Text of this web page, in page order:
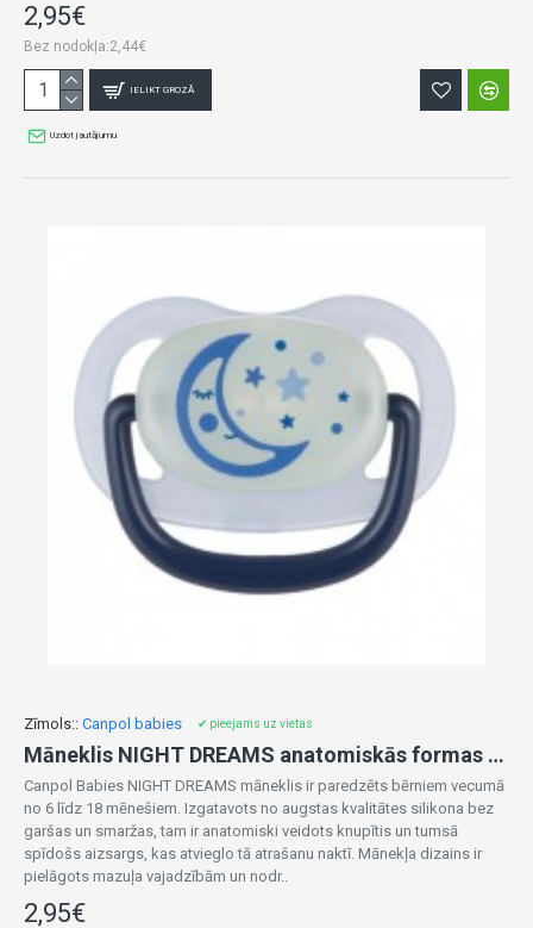
2,95€
Bez nodokļa:2,44€
IELIKT GROZĀ
Uzdot jautājumu
Zīmols:: Canpol babies ✔ pieejams uz vietas
Māneklis NIGHT DREAMS anatomiskās formas 6-18m 22/501 blue
Canpol Babies NIGHT DREAMS māneklis ir paredzēts bērniem vecumā
no 6 līdz 18 mēnešiem. Izgatavots no augstas kvalitātes silikona bez
garšas un smaržas, tam ir anatomiski veidots knupītis un tumsā
spīdošs aizsargs, kas atvieglo tā atrašanu naktī. Mānekļa dizains ir
pielāgots mazuļa vajadzībām un nodr..
2,95€